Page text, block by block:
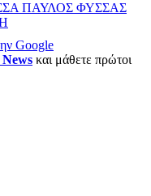
ΠΑΥΛΟΣ ΦΥΣΣΑΣ
Google
και μάθετε πρώτοι